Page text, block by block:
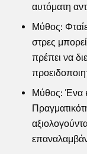
αυτόματη
Μύθος:
στρες μπορεί
πρέπει να
Μύθος: Ένα